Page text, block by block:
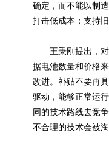
确定，而不能以制
打击低成本；支持
王秉刚提出，对
据电池数量和价格
改进。补贴不要再
驱动，能够正常运
同的技术路线去竞
不合理的技术会被淘